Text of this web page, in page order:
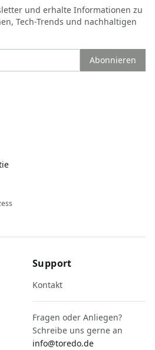
und erhalte Informationen zu
Tech-Trends und nachhaltigen
Abonnieren
Support
Kontakt
Fragen oder Anliegen?
Schreibe uns gerne an
info@toredo.de